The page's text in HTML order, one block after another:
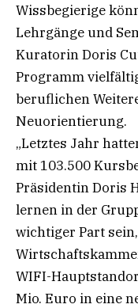
Wissbegierige
Lehrgänge und
Kuratorin Doris
Programm
beruflichen
Neuorientierung.
„Letztes Jahr
mit 103.500
Präsidentin Doris
lernen in der
wichtiger Part
WIFI-
Mio. Euro in eine